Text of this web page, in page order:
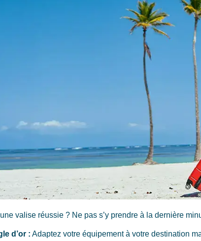
valise réussie ? Ne pas s’y prendre à la dernière
d’or : Adaptez votre équipement à votre destination